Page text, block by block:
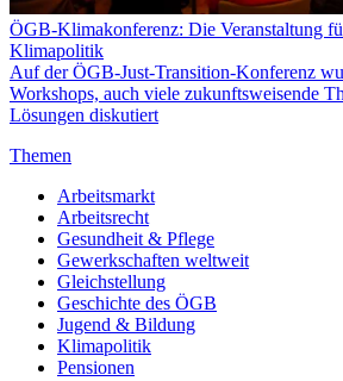
ÖGB-Klimakonferenz: Die Veranstaltung
Klimapolitik
Auf der ÖGB-Just-Transition-Konferenz
Workshops, auch viele zukunftsweisende
Lösungen diskutiert
Themen
Arbeitsmarkt
Arbeitsrecht
Gesundheit & Pflege
Gewerkschaften weltweit
Gleichstellung
Geschichte des ÖGB
Jugend & Bildung
Klimapolitik
Pensionen